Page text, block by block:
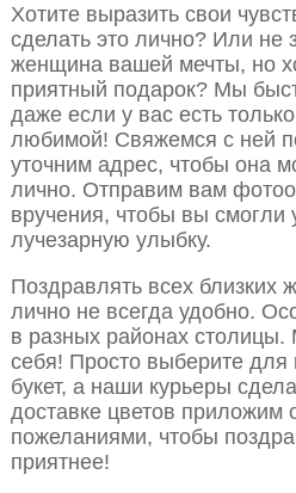
Хотите выразить свои
сделать это лично? Или не
женщина вашей мечты, но
приятный подарок? Мы
даже если у вас есть
любимой! Свяжемся с ней
уточним адрес, чтобы она
лично. Отправим вам
вручения, чтобы вы смогли
лучезарную улыбку.
Поздравлять всех близких
лично не всегда удобно.
в разных районах
себя! Просто выберите
букет, а наши курьеры
доставке цветов приложим
пожеланиями, чтобы
приятнее!